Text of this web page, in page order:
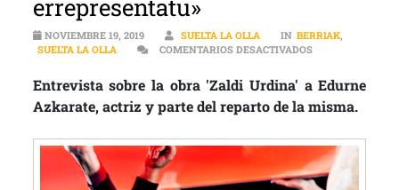
errepresentatu»
NOVIEMBRE 19, 2019 SUELTA LA OLLA IN BERRIAK,
SUELTA LA OLLA
COMENTARIOS DESACTIVADOSEN «EUSKAL
Entrevista sobre la obra 'Zaldi Urdina' a Edurne
Azkarate, actriz y parte del reparto de la misma.